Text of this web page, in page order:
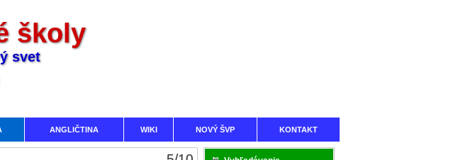
školy
svet
ANGLIČTINA WIKI NOVÝ ŠVP KONTAKT